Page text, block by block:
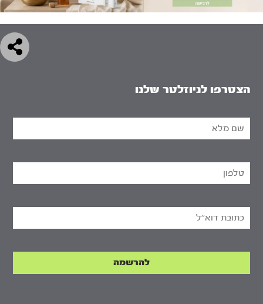
הצטרפו לניוזלטר שלנו